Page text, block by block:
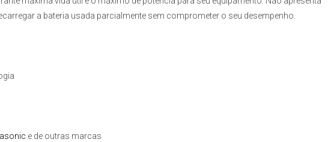
a bateria usada parcialmente sem comprometer o seu desempenho.
e de outras marcas